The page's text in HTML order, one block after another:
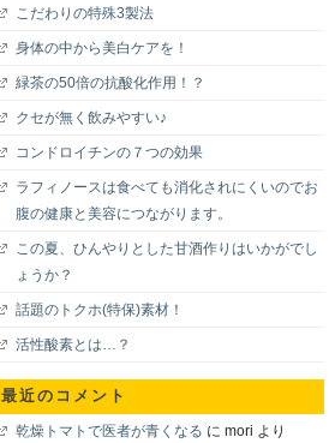
こだわりの特殊3製法
身体の中から美白ケアを！
緑茶の50倍の抗酸化作用！？
クセが無く飲みやすい♪
コンドロイチンの７つの効果
ラフィノースは食べても消化されにくいのでお
腹の健康と美容につながります。
この夏、ひんやりとした甘酒作りはいかがでし
ょうか？
話題のトクホ(特保)素材！
活性酸素とは…？
最近のコメント
乾燥トマトで医者が青くなる に mori より